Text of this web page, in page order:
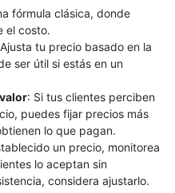
fórmula clásica, donde
el costo.
tu precio basado en la
ser útil si estás en un
: Si tus clientes perciben
puedes fijar precios más
lo que pagan.
un precio, monitorea
lo aceptan sin
considera ajustarlo.